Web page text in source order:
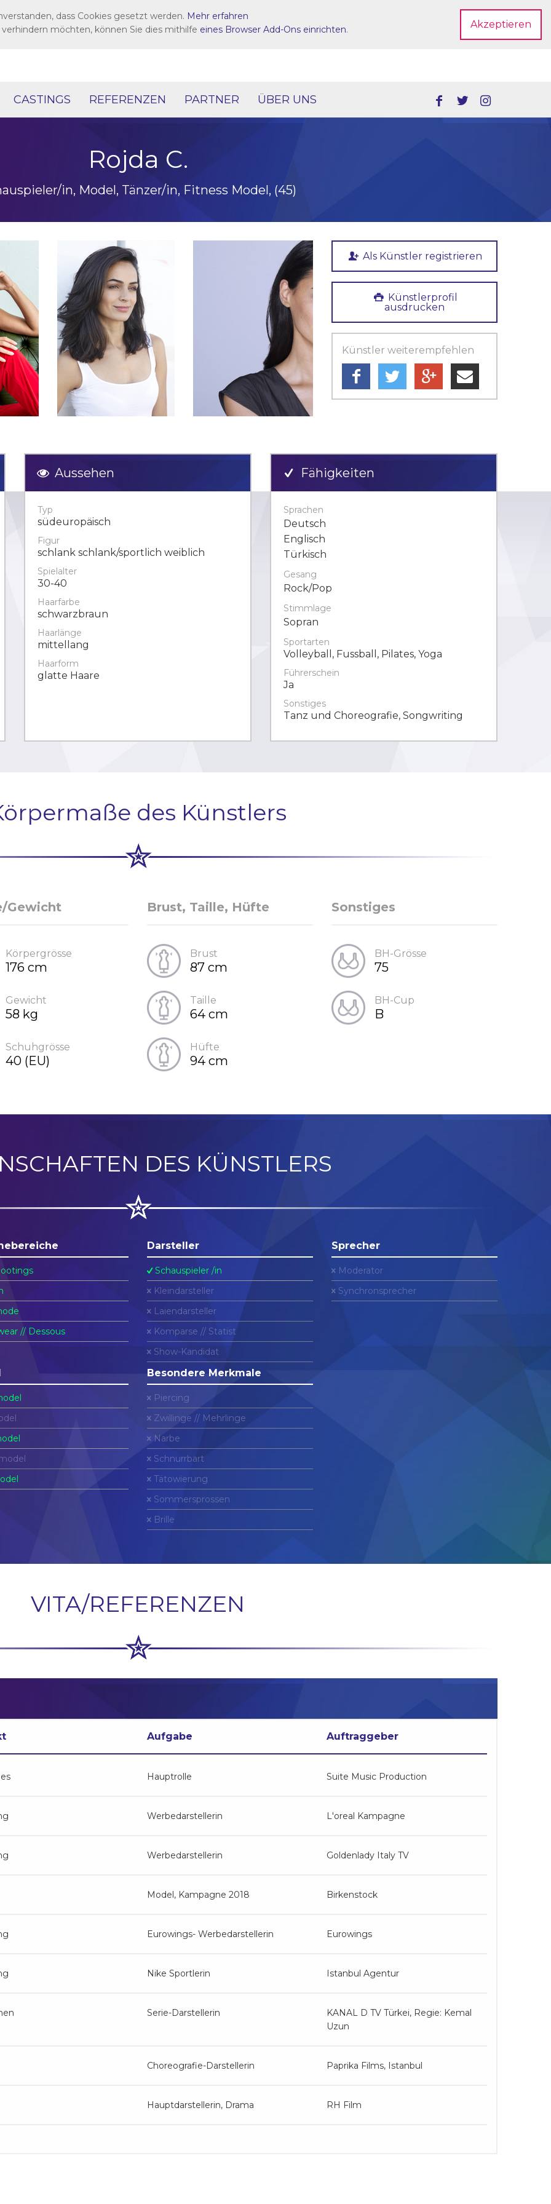
Dein Account
CASTINGS REFERENZEN PARTNER ÜBER UNS
Rojda C.
in, Model, Tänzer/in, Fitness Model, (45)
Als Künstler registrieren
Künstlerprofil
ausdrucken
Künstler weiterempfehlen
Aussehen
Typ
südeuropäisch
Figur
schlank schlank/sportlich weiblich
Spielalter
30-40
Haarfarbe
schwarzbraun
Haarlänge
mittellang
Haarform
glatte Haare
Fähigkeiten
Sprachen
Deutsch
Englisch
Türkisch
Gesang
Rock/Pop
Stimmlage
Sopran
Sportarten
Volleyball, Fussball, Pilates, Yoga
Führerschein
Ja
Sonstiges
Tanz und Choreografie, Songwriting
des Künstlers
Gewicht
Körpergrösse
176 cm
Gewicht
58 kg
Schuhgrösse
40 (EU)
Brust, Taille, Hüfte
Brust
87 cm
Taille
64 cm
Hüfte
94 cm
Sonstiges
BH-Grösse
75
BH-Cup
B
DES KÜNSTLERS
// Dessous
Darsteller
Schauspieler /in
Kleindarsteller
Laiendarsteller
Komparse // Statist
Show-Kandidat
Sprecher
Moderator
Synchronsprecher
Besondere Merkmale
Piercing
Zwillinge // Mehrlinge
Narbe
Schnurrbart
Tätowierung
Sommersprossen
Brille
VITA/REFERENZEN
Aufgabe Auftraggeber
Hauptrolle Suite Music Production
Werbedarstellerin L'oreal Kampagne
Werbedarstellerin Goldenlady Italy TV
Model, Kampagne 2018 Birkenstock
Eurowings- Werbedarstellerin Eurowings
Nike Sportlerin Istanbul Agentur
Serie-Darstellerin
KANAL D TV Türkei, Regie: Kemal
Uzun
Choreografie-Darstellerin Paprika Films, Istanbul
Hauptdarstellerin, Drama RH Film
Akzeptieren
dass Cookies gesetzt werden. Mehr erfahren
möchten, können Sie dies mithilfe eines Browser Add-Ons einrichten.